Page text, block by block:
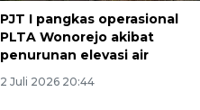
PJT I pangkas operasional
PLTA Wonorejo akibat
penurunan elevasi air
2 Juli 2026 20:44